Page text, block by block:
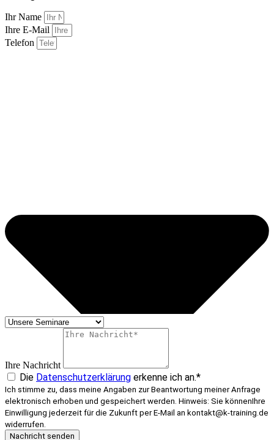
Ihr Name
Ihre E-Mail
Telefon
Ihre Nachricht
Die Datenschutzerklärung erkenne ich an.*
Ich stimme zu, dass meine Angaben zur Beantwortung meiner Anfrage
elektronisch erhoben und gespeichert werden. Hinweis: Sie könnenIhre
Einwilligung jederzeit für die Zukunft per E-Mail an kontakt@k-training.de
widerrufen.
Nachricht senden